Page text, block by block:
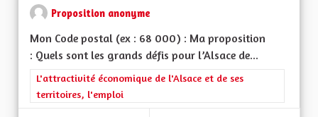
Proposition anonyme
Mon Code postal (ex : 68 000) : Ma proposition
: Quels sont les grands défis pour l’Alsace de...
Filtrer les résultats de la catégorie : L'attractivité
L'attractivité économique de l'Alsace et de ses
territoires, l'emploi